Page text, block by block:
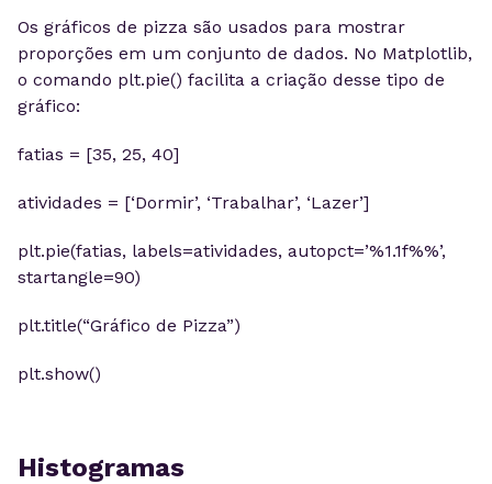
Os gráficos de pizza são usados para mostrar
proporções em um conjunto de dados. No Matplotlib,
o comando plt.pie() facilita a criação desse tipo de
gráfico:
fatias = [35, 25, 40]
atividades = [‘Dormir’, ‘Trabalhar’, ‘Lazer’]
plt.pie(fatias, labels=atividades, autopct=’%1.1f%%’,
startangle=90)
plt.title(“Gráfico de Pizza”)
plt.show()
Histogramas